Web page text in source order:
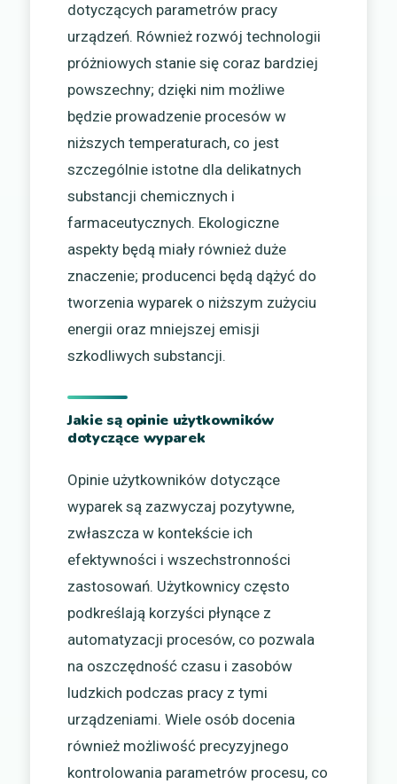
dotyczących parametrów pracy
urządzeń. Również rozwój technologii
próżniowych stanie się coraz bardziej
powszechny; dzięki nim możliwe
będzie prowadzenie procesów w
niższych temperaturach, co jest
szczególnie istotne dla delikatnych
substancji chemicznych i
farmaceutycznych. Ekologiczne
aspekty będą miały również duże
znaczenie; producenci będą dążyć do
tworzenia wyparek o niższym zużyciu
energii oraz mniejszej emisji
szkodliwych substancji.
Jakie są opinie użytkowników
dotyczące wyparek
Opinie użytkowników dotyczące
wyparek są zazwyczaj pozytywne,
zwłaszcza w kontekście ich
efektywności i wszechstronności
zastosowań. Użytkownicy często
podkreślają korzyści płynące z
automatyzacji procesów, co pozwala
na oszczędność czasu i zasobów
ludzkich podczas pracy z tymi
urządzeniami. Wiele osób docenia
również możliwość precyzyjnego
kontrolowania parametrów procesu, co